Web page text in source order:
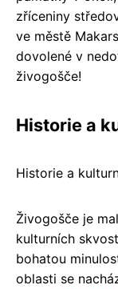
zříceniny
ve městě
dovolené v
živogošče!
Historie a
Historie a
Živogošče je
kulturních
bohatou
oblasti se